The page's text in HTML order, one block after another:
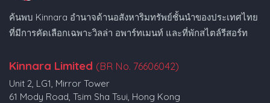
ค้นพบ Kinnara อำนาจด้านอสังหาริมทรัพย์ชั้นนำของประเทศไทย
ที่มีการคัดเลือกเฉพาะวิลล่า อพาร์ทเมนท์ และที่พักสไตล์รีสอร์ท
Kinnara Limited (BR No. 76606042)
Unit 2, LG1, Mirror Tower
61 Mody Road, Tsim Sha Tsui, Hong Kong